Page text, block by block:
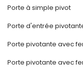
Porte à simple pivot
Porte d'entrée
Porte pivotante avec
Porte pivotante avec